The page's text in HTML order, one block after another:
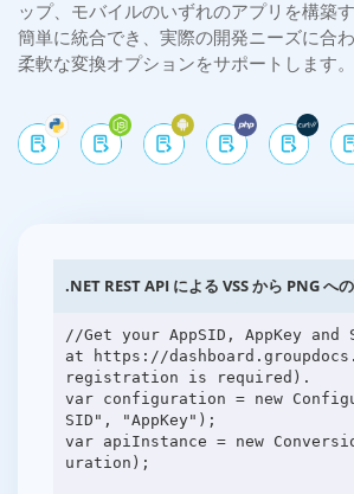
ップ、モバイルのいずれのアプリを構築
簡単に統合でき、実際の開発ニーズに合
柔軟な変換オプションをサポートします。
.NET REST API による VSS から PNG へ
//Get your AppSID, AppKey and
at https://
registration is required).
var configuration = new
SID", "AppKey");
var apiInstance = new
uration);